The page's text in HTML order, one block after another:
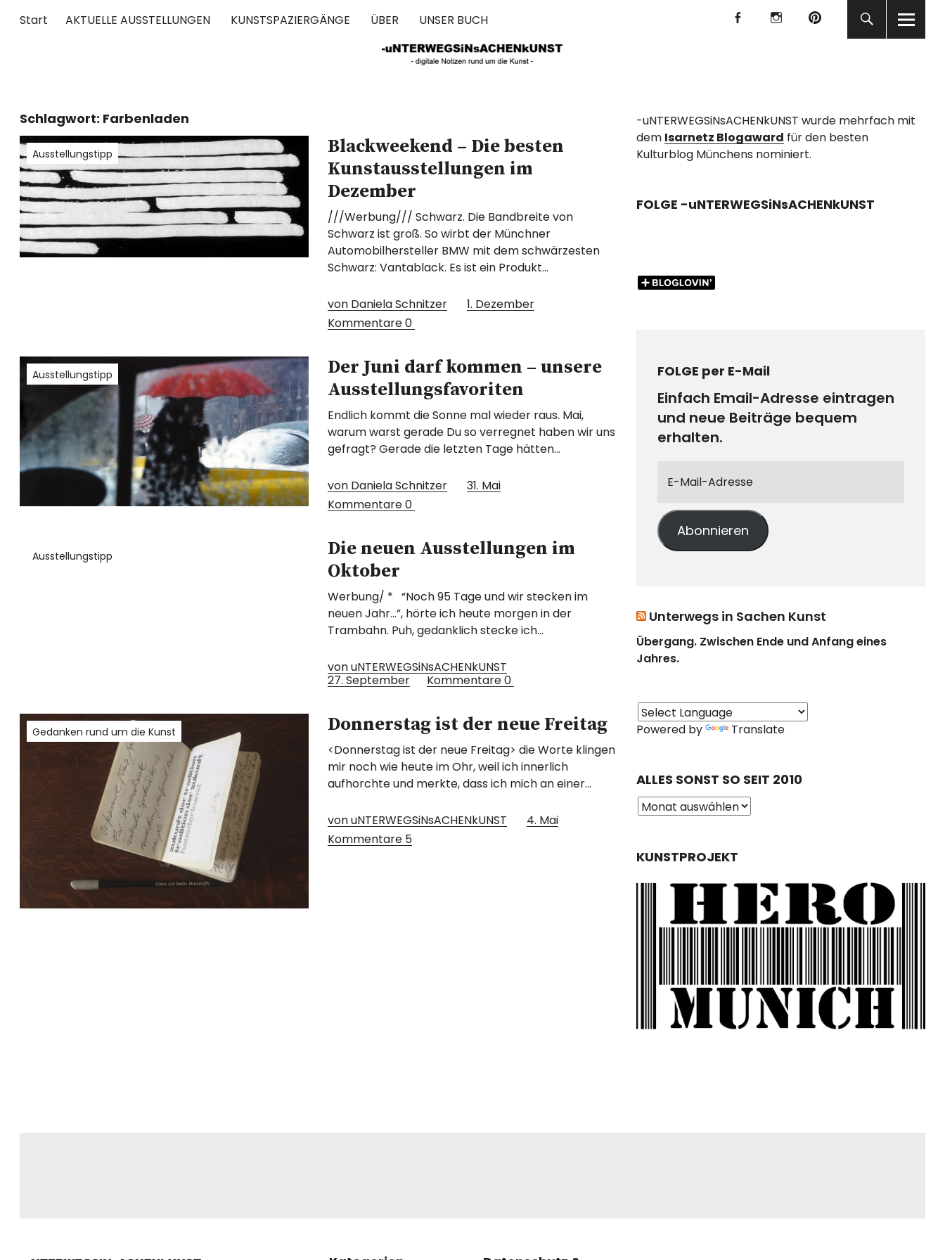
Start AKTUELLE AUSSTELLUNGEN KUNSTSPAZIERGÄNGE ÜBER UNSER BUCH
UNTERWEGS IN SACHEN KUNST
f I P
Schlagwort: Farbenladen
Ausstellungstipp
Blackweekend – Die besten
Kunstausstellungen im
Dezember
///Werbung/// Schwarz. Die Bandbreite von
Schwarz ist groß. So wirbt der Münchner
Automobilhersteller BMW mit dem schwärzesten
Schwarz: Vantablack. Es ist ein Produkt…
von Daniela Schnitzer
1. Dezember
Kommentare0
Ausstellungstipp
Der Juni darf kommen – unsere
Ausstellungsfavoriten
Endlich kommt die Sonne mal wieder raus. Mai,
warum warst gerade Du so verregnet haben wir uns
gefragt? Gerade die letzten Tage hätten…
von Daniela Schnitzer
31. Mai
Kommentare0
Ausstellungstipp
Die neuen Ausstellungen im
Oktober
Werbung/ * “Noch 95 Tage und wir stecken im
neuen Jahr…”, hörte ich heute morgen in der
Trambahn. Puh, gedanklich stecke ich…
von uNTERWEGSiNsACHENkUNST
27. September
Kommentare0
Gedanken rund um die Kunst Donnerstag ist der neue Freitag
<Donnerstag ist der neue Freitag> die Worte klingen
mir noch wie heute im Ohr, weil ich innerlich
aufhorchte und merkte, dass ich mich an einer…
von uNTERWEGSiNsACHENkUNST
4. Mai
Kommentare 5
-uNTERWEGSiNsACHENkUNST wurde mehrfach mit
dem Isarnetz Blogaward für den besten
Kulturblog Münchens nominiert.
FOLGE -uNTERWEGSiNsACHENkUNST
FOLGE per E-Mail
Einfach Email-Adresse eintragen
und neue Beiträge bequem
erhalten.
Abonnieren
Unterwegs in Sachen Kunst
Übergang. Zwischen Ende und Anfang eines
Jahres.
Powered by Translate
ALLES SONST SO SEIT 2010
KUNSTPROJEKT